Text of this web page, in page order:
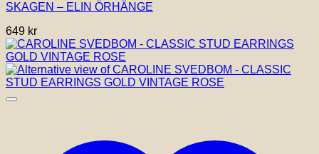
SKAGEN – ELIN ÖRHÄNGE
649 kr